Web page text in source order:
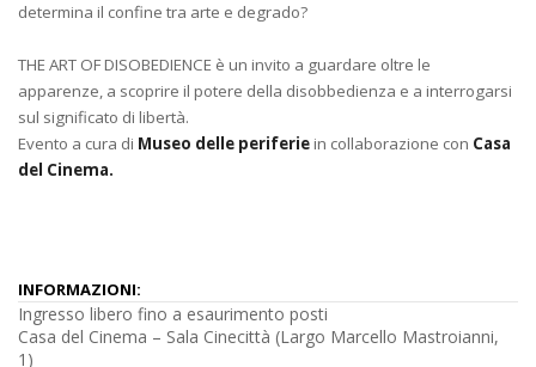
determina il confine tra arte e degrado?
THE ART OF DISOBEDIENCE è un invito a guardare oltre le
apparenze, a scoprire il potere della disobbedienza e a interrogarsi
sul significato di libertà.
Evento a cura di Museo delle periferiein collaborazione con Casa
del Cinema.
INFORMAZIONI:
Ingresso libero fino a esaurimento posti
Casa del Cinema – Sala Cinecittà (Largo Marcello Mastroianni,
1)